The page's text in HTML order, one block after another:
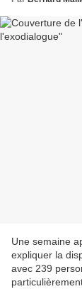
Une semaine
expliquer la
avec 239